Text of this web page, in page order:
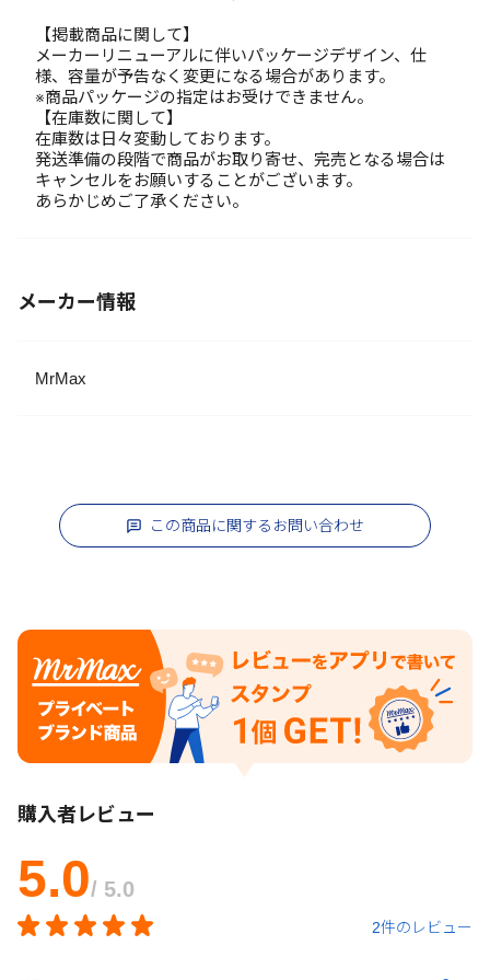
【掲載商品に関して】
メーカーリニューアルに伴いパッケージデザイン、仕
様、容量が予告なく変更になる場合があります。
※商品パッケージの指定はお受けできません。
【在庫数に関して】
在庫数は日々変動しております。
発送準備の段階で商品がお取り寄せ、完売となる場合は
キャンセルをお願いすることがございます。
あらかじめご了承ください。
メーカー情報
MrMax
この商品に関するお問い合わせ
購入者レビュー
5.0/ 5.0
2件のレビュー